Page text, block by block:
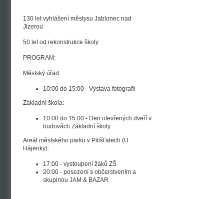
130 let vyhlášení městysu Jablonec nad
Jizerou
50 let od rekonstrukce školy
PROGRAM:
Městský úřad:
10:00 do 15:00 - Výstava fotografií
Základní škola:
10:00 do 15:00 - Den otevřených dveří v
budovách Základní školy
Areál městského parku v Pilišťatech (U
Hájenky):
17:00 - vystoupení žáků ZŠ
20:00 - posezení s občerstvením a
skupinou JAM & BAZAR